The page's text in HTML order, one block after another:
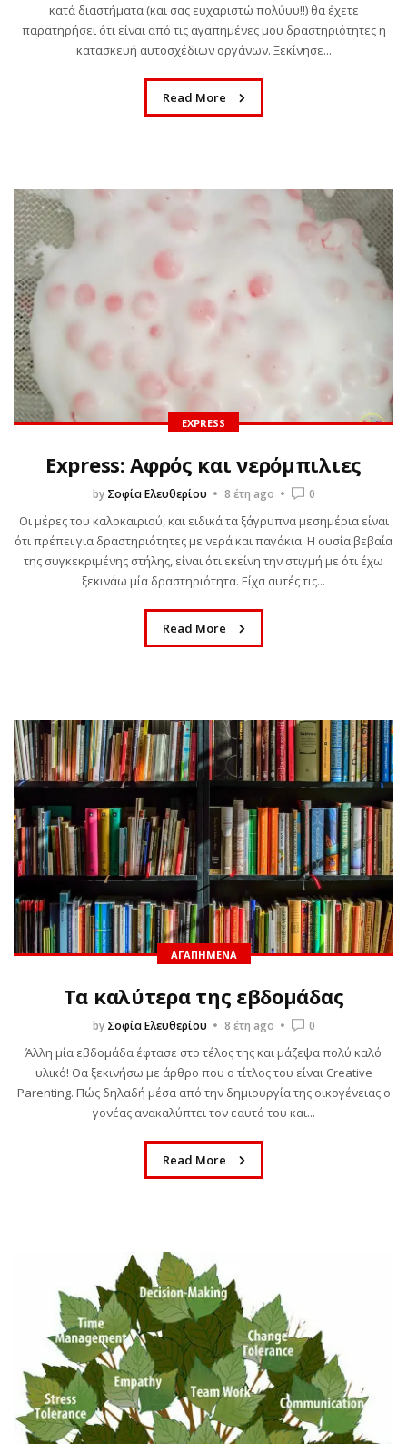
κατά διαστήματα (και σας ευχαριστώ πολύυυ!!) θα έχετε
παρατηρήσει ότι είναι από τις αγαπημένες μου δραστηριότητες η
κατασκευή αυτοσχέδιων οργάνων. Ξεκίνησε...
Read More
EXPRESS
Express: Αφρός και νερόμπιλιες
by Σοφία Ελευθερίου 8 έτη ago 0
Οι μέρες του καλοκαιριού, και ειδικά τα ξάγρυπνα μεσημέρια είναι
ότι πρέπει για δραστηριότητες με νερά και παγάκια. Η ουσία βεβαία
της συγκεκριμένης στήλης, είναι ότι εκείνη την στιγμή με ότι έχω
ξεκινάω μία δραστηριότητα. Είχα αυτές τις...
Read More
ΑΓΑΠΗΜΈΝΑ
Τα καλύτερα της εβδομάδας
by Σοφία Ελευθερίου 8 έτη ago 0
Άλλη μία εβδομάδα έφτασε στο τέλος της και μάζεψα πολύ καλό
υλικό! Θα ξεκινήσω με άρθρο που ο τίτλος του είναι Creative
Parenting. Πώς δηλαδή μέσα από την δημιουργία της οικογένειας ο
γονέας ανακαλύπτει τον εαυτό του και...
Read More